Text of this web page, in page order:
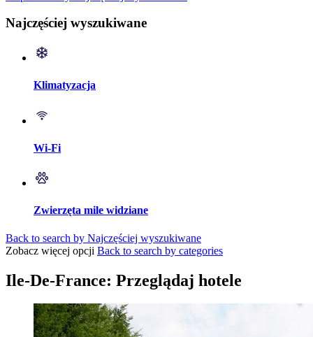
Najczęściej wyszukiwane
Klimatyzacja
Wi-Fi
Zwierzęta mile widziane
Back to search by Najczęściej wyszukiwane
Zobacz więcej opcji Back to search by categories
Ile-De-France: Przeglądaj hotele